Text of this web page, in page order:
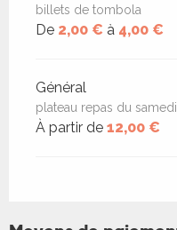
billets de tombola
De 2,00 € à 4,00 €
Général
plateau repas du samedi
À partir de 12,00 €